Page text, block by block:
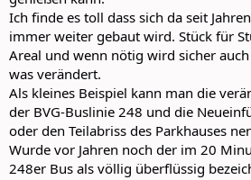
Ich finde es toll dass sich da seit
immer weiter gebaut wird. Stück für
Areal und wenn nötig wird sicher
was verändert.
Als kleines Beispiel kann man die
der BVG-Buslinie 248 und die
oder den Teilabriss des Parkhauses
Wurde vor Jahren noch der im 20
248er Bus als völlig überflüssig